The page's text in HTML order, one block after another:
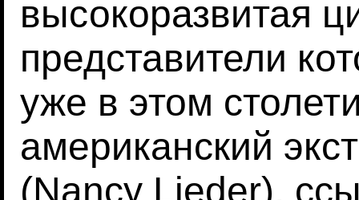
высокоразвитая
представители
уже в этом
американский
(Nancy Lieder),